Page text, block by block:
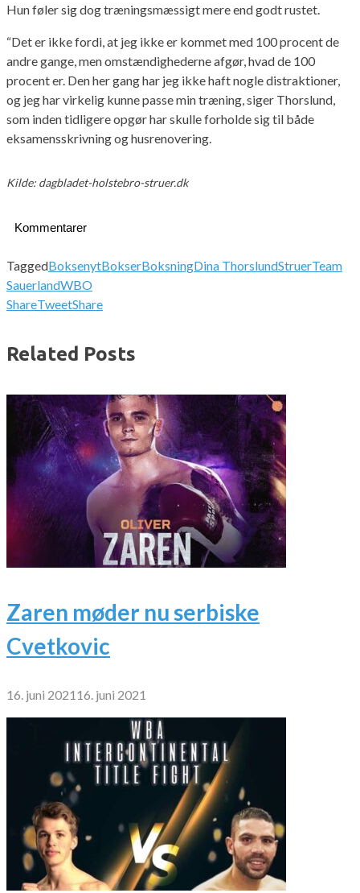
Hun føler sig dog træningsmæssigt mere end godt rustet.
“Det er ikke fordi, at jeg ikke er kommet med 100 procent de
andre gange, men omstændighederne afgør, hvad de 100
procent er. Den her gang har jeg ikke haft nogle distraktioner,
og jeg har virkelig kunne passe min træning, siger Thorslund,
som inden tidligere opgør har skulle forholde sig til både
eksamensskrivning og husrenovering.
Kilde: dagbladet-holstebro-struer.dk
Kommentarer
TaggedBoksenytBokserBoksningDina ThorslundStruerTeam
SauerlandWBO
ShareTweetShare
Related Posts
Zaren møder nu serbiske
Cvetkovic
16. juni 2021 16. juni 2021